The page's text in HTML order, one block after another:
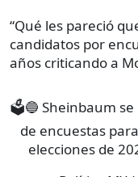
“Qué les pareció
candidatos por
años criticando a
🗳️🔵 Sheinbaum se
de encuestas
elecciones de